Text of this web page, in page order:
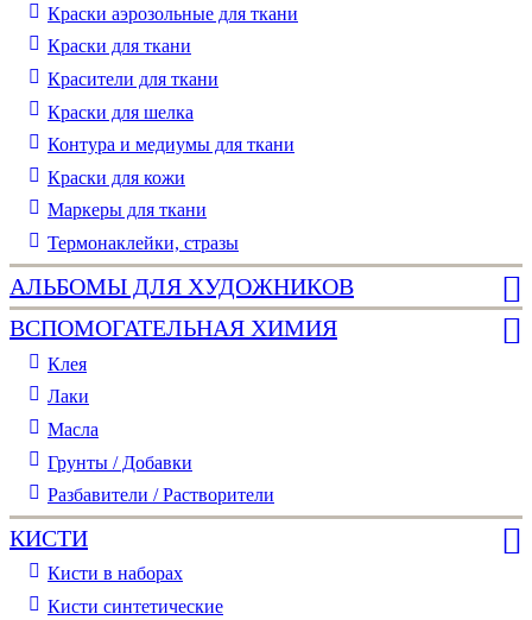
Краски аэрозольные для ткани
Краски для ткани
Красители для ткани
Краски для шелка
Контура и медиумы для ткани
Краски для кожи
Маркеры для ткани
Термонаклейки, стразы
АЛЬБОМЫ ДЛЯ ХУДОЖНИКОВ
ВСПОМОГАТЕЛЬНАЯ ХИМИЯ
Клея
Лаки
Масла
Грунты / Добавки
Разбавители / Растворители
КИСТИ
Кисти в наборах
Кисти синтетические